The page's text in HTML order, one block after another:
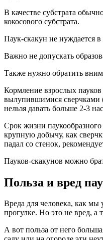
В качестве субстрата
кокосового субстрата.
Паук-скакун не нуждается
Важно не допускать
Также нужно обратить
Кормление взрослых
вылупившимися сверчками
нельзя давать больше 2-3
Срок жизни
крупную добычу, как
падал со стенок,
Пауков-скакунов можно
Польза и вред
Вреда для человека, как мы
прогулке. Но это не вред, а
А вот польза от него